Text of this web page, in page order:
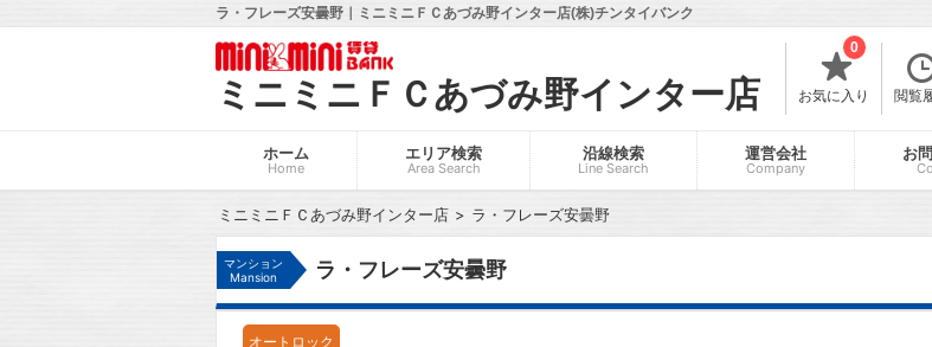
ラ・フレーズ安曇野｜ミニミニＦＣあづみ野インター店(株)チンタイバンク
ミニミニＦＣあづみ野インター店 お気に入り
0
閲覧
ホーム
Home
エリア検索
Area Search
沿線検索
Line Search
運営会社
Company
お
ミニミニＦＣあづみ野インター店 ラ・フレーズ安曇野
マンション
Mansion
ラ・フレーズ安曇野
オートロック